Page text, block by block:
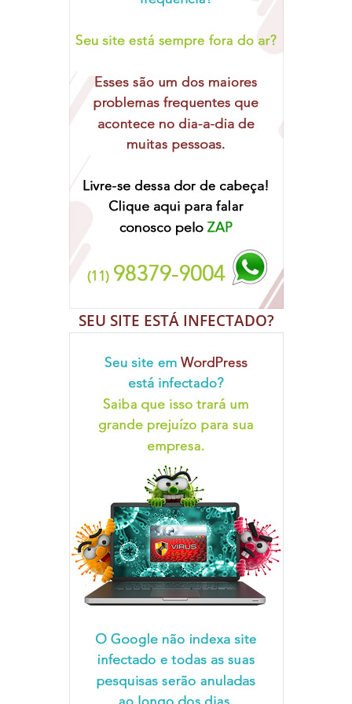
SEU SITE ESTÁ INFECTADO?